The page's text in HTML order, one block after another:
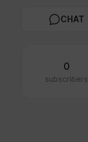
CHAT
0
subscribers